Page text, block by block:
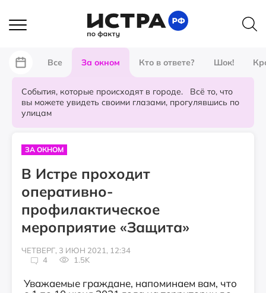
Все За окном Кто в ответе? Шок!
События, которые происходят в городе. Всё то, что
вы можете увидеть своими глазами, прогулявшись по
улицам
ЗА ОКНОМ
В Истре проходит
оперативно-
профилактическое
мероприятие «Защита»
ЧЕТВЕРГ, 3 ИЮН 2021, 12:34
4
1.5K
Уважаемые граждане, напоминаем вам, что